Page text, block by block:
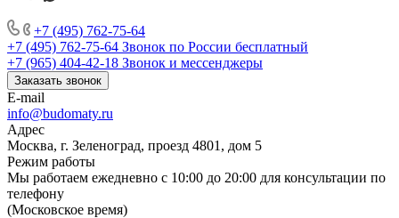
+7 (495) 762-75-64
+7 (495) 762-75-64 Звонок по России бесплатный
+7 (965) 404-42-18 Звонок и мессенджеры
Заказать звонок
E-mail
info@budomaty.ru
Адрес
Москва, г. Зеленоград, проезд 4801, дом 5
Режим работы
Мы работаем ежедневно с 10:00 до 20:00 для консультации по
телефону
(Московское время)